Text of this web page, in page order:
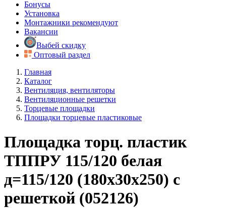
Бонусы
Установка
Монтажники рекомендуют
Вакансии
Выбей скидку
Оптовый раздел
Главная
Каталог
Вентиляция, вентиляторы
Вентиляционные решетки
Торцевые площадки
Площадки торцевые пластиковые
Площадка торц. пластик
ТППРУ 115/120 белая
д=115/120 (180х30х250) с
решеткой (052126)